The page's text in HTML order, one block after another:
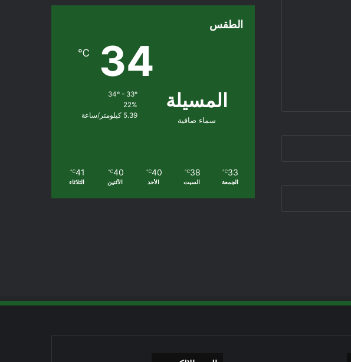
الطقس
المسيلة
سماء صافية
34
℃
22%
5.39 كيلومتر/ساعة
33
℃
الجمعة
38
℃
السبت
40
℃
الأحد
40
℃
الأثنين
41
℃
الثلاثاء